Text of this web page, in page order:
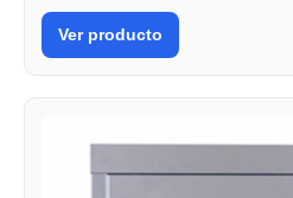
Ver producto